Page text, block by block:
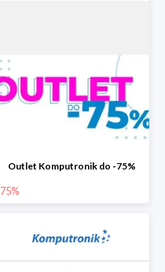
Outlet Komputronik do -75%
75%